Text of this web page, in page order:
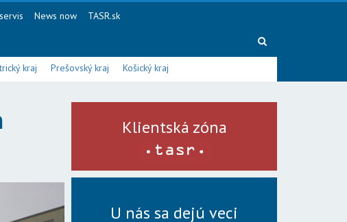
News now TASR.sk
kraj Prešovský kraj Košický kraj
Klientská zóna
U nás sa dejú veci